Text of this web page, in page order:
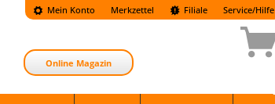
Mein Konto Merkzettel Filiale Service/Hilfe
Online Magazin